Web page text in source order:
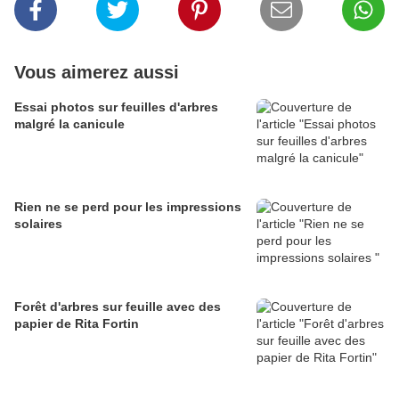
Vous aimerez aussi
Essai photos sur feuilles d'arbres
malgré la canicule
Rien ne se perd pour les impressions
solaires
Forêt d'arbres sur feuille avec des
papier de Rita Fortin